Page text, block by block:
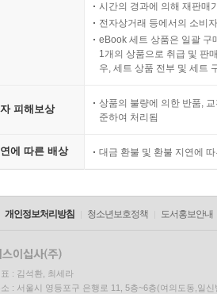
시간의 경과에 의해 재판매
전자상거래 등에서의 소비
eBook 세트 상품은 일괄 구
1개의 상품으로 취급 및 판
우, 세트 상품 전부 및 세트
피해보상
상품의 불량에 의한 반품,
준하여 처리됨
에 따른 배상 대금 환불 및 환불 지연에
개인정보처리방침 청소년보호정책 도서홍보안내
: 김석환, 최세라
소 : 서울시 영등포구 은행로 11, 5층~6층(여의도동,일신